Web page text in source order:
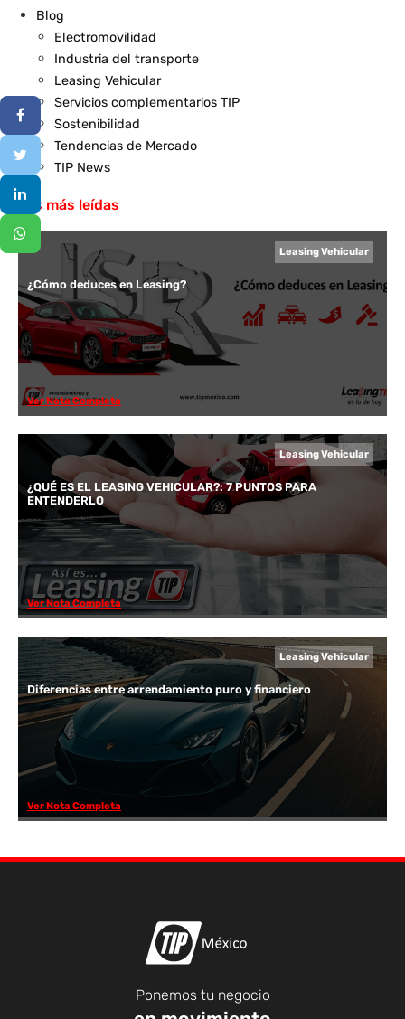
Blog
Electromovilidad
Industria del transporte
Leasing Vehicular
Servicios complementarios TIP
Sostenibilidad
Tendencias de Mercado
TIP News
Las más leídas
Leasing Vehicular
¿Cómo deduces en Leasing?
Ver Nota Completa
Leasing Vehicular
¿QUÉ ES EL LEASING VEHICULAR?: 7 PUNTOS PARA
ENTENDERLO
Ver Nota Completa
Leasing Vehicular
Diferencias entre arrendamiento puro y financiero
Ver Nota Completa
Ponemos tu negocio